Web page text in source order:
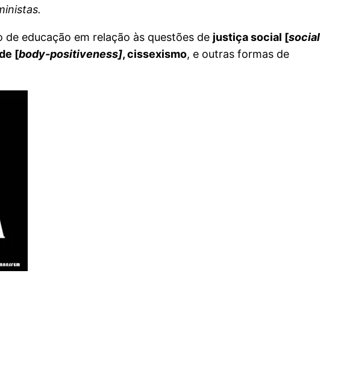
educação em relação às questões de justiça social [social
[body-positiveness], cissexismo, e outras formas de